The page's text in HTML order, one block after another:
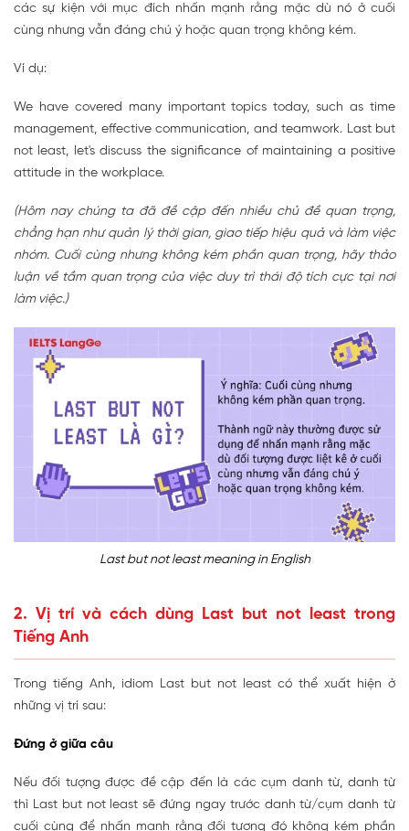
các sự kiện với mục đích nhấn mạnh rằng mặc dù nó ở cuối
cùng nhưng vẫn đáng chú ý hoặc quan trọng không kém.
Ví dụ:
We have covered many important topics today, such as time
management, effective communication, and teamwork. Last but
not least, let's discuss the significance of maintaining a positive
attitude in the workplace.
(Hôm nay chúng ta đã đề cập đến nhiều chủ đề quan trọng,
chẳng hạn như quản lý thời gian, giao tiếp hiệu quả và làm việc
nhóm. Cuối cùng nhưng không kém phần quan trọng, hãy thảo
luận về tầm quan trọng của việc duy trì thái độ tích cực tại nơi
làm việc.)
Last but not least meaning in English
2. Vị trí và cách dùng Last but not least trong
Tiếng Anh
Trong tiếng Anh, idiom Last but not least có thể xuất hiện ở
những vị trí sau:
Đứng ở giữa câu
Nếu đối tượng được đề cập đến là các cụm danh từ, danh từ
thì Last but not least sẽ đứng ngay trước danh từ/cụm danh từ
cuối cùng để nhấn mạnh rằng đối tượng đó không kém phần